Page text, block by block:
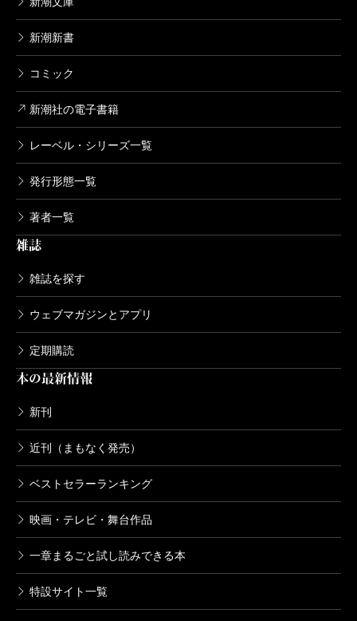
新潮新書
コミック
新潮社の電子書籍
レーベル・シリーズ一覧
発行形態一覧
著者一覧
雑誌
雑誌を探す
ウェブマガジンとアプリ
定期購読
本の最新情報
新刊
近刊（まもなく発売）
ベストセラーランキング
映画・テレビ・舞台作品
一章まるごと試し読みできる本
特設サイト一覧